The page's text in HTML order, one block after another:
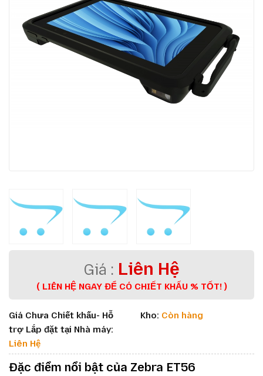
Liên Hệ
( LIÊN HỆ NGAY ĐỂ CÓ CHIẾT KHẤU % TỐT! )
Giá Chưa Chiết khấu- Hỗ
trợ Lắp đặt tại Nhà máy:
Liên Hệ
Kho: Còn hàng
Đặc điểm nổi bật của Zebra ET56